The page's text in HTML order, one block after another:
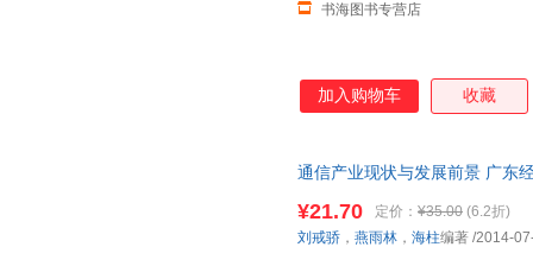
书海图书专营店
加入购物车 收藏
通信产业现状与发展前景 广东
¥21.70 定价： ¥35.00 (6.2折)
刘戒骄 ， 燕雨林 ， 海柱编著 /2014-